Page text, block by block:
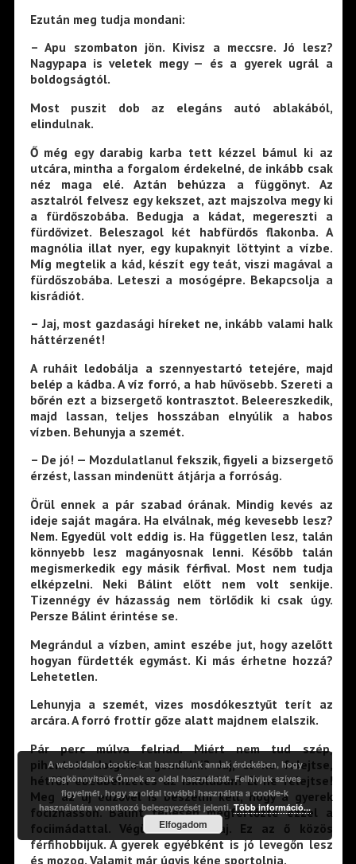
Ezután meg tudja mondani:
– Apu szombaton jön. Kivisz a meccsre. Jó lesz?
Nagypapa is veletek megy — és a gyerek ugrál a
boldogságtól.
Most puszit dob az elegáns autó ablakából,
elindulnak.
Ő még egy darabig karba tett kézzel bámul ki az
utcára, mintha a forgalom érdekelné, de inkább csak
néz maga elé. Aztán behúzza a függönyt. Az
asztalról felvesz egy kekszet, azt majszolva megy ki
a fürdőszobába. Bedugja a kádat, megereszti a
fürdővizet. Beleszagol két habfürdős flakonba. A
magnólia illat nyer, egy kupaknyit löttyint a vízbe.
Míg megtelik a kád, készít egy teát, viszi magával a
fürdőszobába. Leteszi a mosógépre. Bekapcsolja a
kisrádiót.
– Jaj, most gazdasági híreket ne, inkább valami halk
háttérzenét!
A ruháit ledobálja a szennyestartó tetejére, majd
belép a kádba. A víz forró, a hab hűvösebb. Szereti a
bőrén ezt a bizsergető kontrasztot. Beleereszkedik,
majd lassan, teljes hosszában elnyúlik a habos
vízben. Behunyja a szemét.
– De jó! — Mozdulatlanul fekszik, figyeli a bizsergető
érzést, lassan mindenütt átjárja a forróság.
Örül ennek a pár szabad órának. Mindig kevés az
ideje saját magára. Ha elválnak, még kevesebb lesz?
Nem. Egyedül volt eddig is. Ha független lesz, talán
könnyebb lesz magányosnak lenni. Később talán
megismerkedik egy másik férfival. Most nem tudja
elképzelni. Neki Bálint előtt nem volt senkije.
Tizennégy év házasság nem törlődik ki csak úgy.
Persze Bálint érintése se.
Megrándul a vízben, amint eszébe jut, hogy azelőtt
hogyan fürdették egymást. Ki más érhetne hozzá?
Lehetetlen.
Lehunyja a szemét, vizes mosdókesztyűt terít az
arcára. A forró frottír gőze alatt majdnem elalszik.
Pár perc múlva felriad. Miért nem tud szép,
pihentető dolgokra gondolni? Jaj, el ne felejtse,
hétfőn ebédbefizetés az iskolában! El ne felejtse!
Meg az új edzővel is beszélni kell, hogy a gyerek
focizhasson. Bálint teljesen megfertőzte ezzel a
fociimádattal. Végül is nem baj. Ez az ő közös
férfihobbijuk. A gyerek egyébként is jó levegőn lesz
és mozog. Valamit már úgyis kéne sportolnia.
A weboldalon cookie-kat használunk annak érdekében, hogy
megkönnyítsük Önnek az oldal használatát. Felhívjuk szíves
figyelmét, hogy az oldal további használata a cookie-k
használatára vonatkozó beleegyezését jelenti.Több információ...
Elfogadom